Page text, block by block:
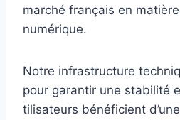
marché français en
numérique.
Notre infrastructure
pour garantir une stabilité
tilisateurs bénéficient